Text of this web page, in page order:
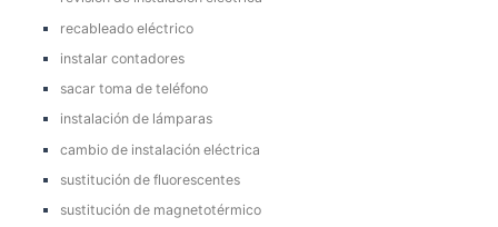
recableado eléctrico
instalar contadores
sacar toma de teléfono
instalación de lámparas
cambio de instalación eléctrica
sustitución de fluorescentes
sustitución de magnetotérmico